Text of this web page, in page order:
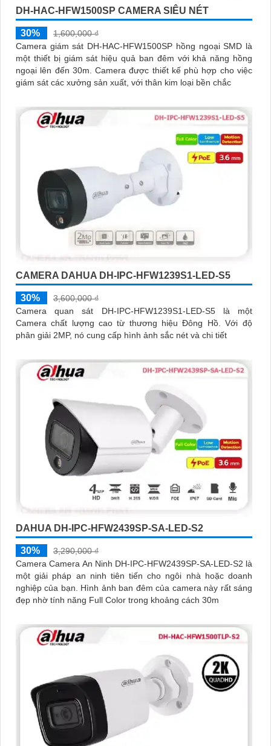
DH-HAC-HFW1500SP CAMERA SIÊU NÉT
30%
1,600,000 ₫
Camera giám sát DH-HAC-HFW1500SP hồng ngoại SMD là
một thiết bị giám sát hiệu quả ban đêm với khả năng hồng
ngoại lên đến 30m. Camera được thiết kế phù hợp cho việc
giám sát các xưởng sản xuất, với thân kim loại bền chắc
CAMERA DAHUA DH-IPC-HFW1239S1-LED-S5
30%
3,600,000 ₫
Camera quan sát DH-IPC-HFW1239S1-LED-S5 là một
Camera chất lượng cao từ thương hiệu Đông Hồ. Với độ
phân giải 2MP, nó cung cấp hình ảnh sắc nét và chi tiết
DAHUA DH-IPC-HFW2439SP-SA-LED-S2
30%
3,290,000 ₫
Camera Camera An Ninh DH-IPC-HFW2439SP-SA-LED-S2 là
một giải pháp an ninh tiên tiến cho ngôi nhà hoặc doanh
nghiệp của bạn. Hình ảnh ban đêm của camera này rất sáng
đẹp nhờ tính năng Full Color trong khoảng cách 30m